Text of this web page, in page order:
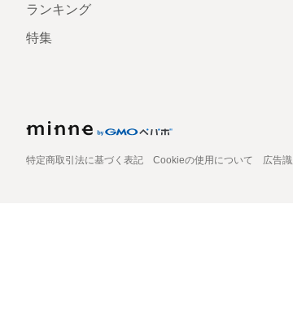
ランキング
特集
特定商取引法に基づく表記 Cookieの使用について 広告